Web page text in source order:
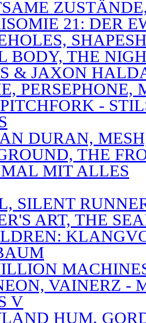
21: DER
BODY, THE
& JAXON
-
DURAN,
THE
MIT ALLES
SILENT
ART, THE
VAINERZ -
V
HUM,